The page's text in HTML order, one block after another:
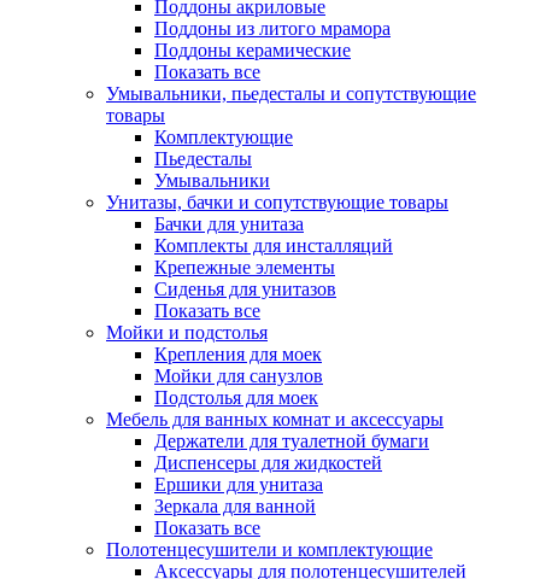
Поддоны акриловые
Поддоны из литого мрамора
Поддоны керамические
Показать все
Умывальники, пьедесталы и сопутствующие
товары
Комплектующие
Пьедесталы
Умывальники
Унитазы, бачки и сопутствующие товары
Бачки для унитаза
Комплекты для инсталляций
Крепежные элементы
Сиденья для унитазов
Показать все
Мойки и подстолья
Крепления для моек
Мойки для санузлов
Подстолья для моек
Мебель для ванных комнат и аксессуары
Держатели для туалетной бумаги
Диспенсеры для жидкостей
Ершики для унитаза
Зеркала для ванной
Показать все
Полотенцесушители и комплектующие
Аксессуары для полотенцесушителей